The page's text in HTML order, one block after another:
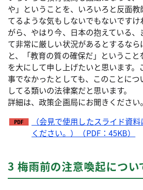
や」ということを、いろいろと反面
てるような気もしないでもないです
がら、やはり今、日本の抱えている、
て非常に厳しい状況があるとするなら
と、「教育の質の確保だ」というこ
を大にして申し上げたいと思います。
事でなかったとしても、このことに
してる類いの法律案だと思います。
詳細は、政策企画局にお聞きください。
（会見で使用したスライド資
ください。）（PDF：45KB）
3 梅雨前の注意喚起につい